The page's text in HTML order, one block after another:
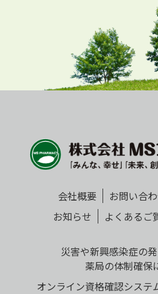
会社概要 お問い合
お知らせ
よくあるご
災害や新興感染症の
薬局の体制確保
オンライン資格確認システ